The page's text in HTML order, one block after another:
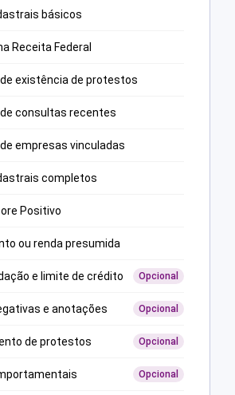
básicos
Receita Federal
de existência de protestos
de consultas recentes
empresas vinculadas
completos
Positivo
ou renda presumida
e limite de crédito Opcional
e anotações Opcional
de protestos Opcional
Opcional